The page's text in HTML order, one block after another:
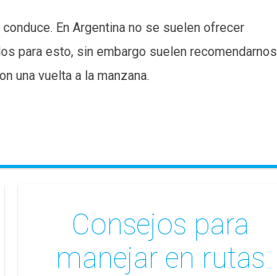
En Argentina no se suelen ofrecer
para esto, sin embargo suelen recomendarnos
una vuelta a la manzana.
Consejos para
manejar en rutas